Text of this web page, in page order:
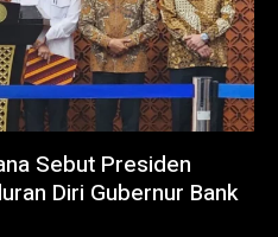
Sebut Presiden
Diri Gubernur Bank